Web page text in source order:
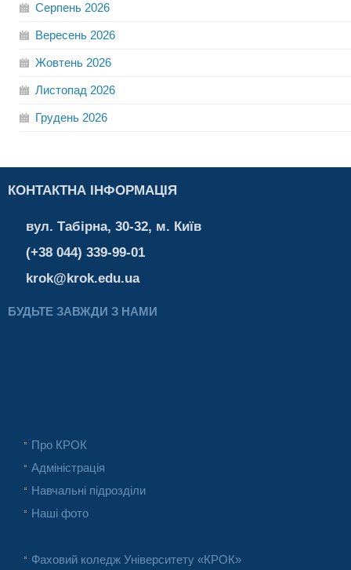
Серпень 2026
Вересень 2026
Жовтень 2026
Листопад 2026
Грудень 2026
КОНТАКТНА ІНФОРМАЦІЯ
вул. Табірна, 30-32, м. Київ
(+38 044) 339-99-01
krok@krok.edu.ua
БУДЬТЕ ЗАВЖДИ З НАМИ
Про КРОК
Адміністрація
Навчальні підрозділи
Наші фото
Фаховий коледж Університету «КРОК»